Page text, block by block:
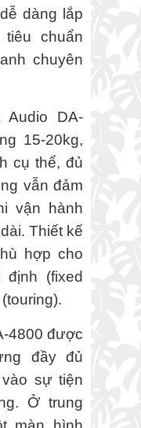
dàng lắp
chuẩn
chuyên
Audio DA-
15-20kg,
cụ thể, đủ
vẫn đảm
vận hành
Thiết kế
hợp cho
(fixed
4800 được
đầy đủ
sự tiện
Ở trung